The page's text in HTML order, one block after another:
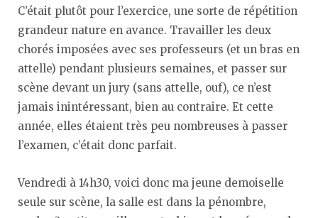
C’était plutôt pour l’exercice, une sorte de répétition
grandeur nature en avance. Travailler les deux
chorés imposées avec ses professeurs (et un bras en
attelle) pendant plusieurs semaines, et passer sur
scène devant un jury (sans attelle, ouf), ce n’est
jamais inintéressant, bien au contraire. Et cette
année, elles étaient très peu nombreuses à passer
l’examen, c’était donc parfait.
Vendredi à 14h30, voici donc ma jeune demoiselle
seule sur scène, la salle est dans la pénombre,